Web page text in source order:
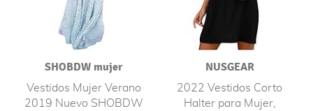
SHOBDW mujer
Vestidos Mujer Verano
2019 Nuevo SHOBDW
NUSGEAR
2022 Vestidos Corto
Halter para Mujer,